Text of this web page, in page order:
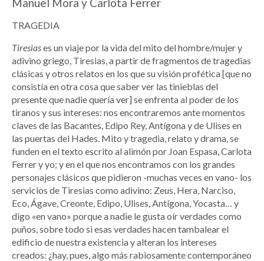
TRAGEDIA
Tiresiases un viaje por la vida del mito del hombre/mujer y
adivino griego, Tiresias, a partir de fragmentos de tragedias
clásicas y otros relatos en los que su visión profética [que no
consistía en otra cosa que saber ver las tinieblas del
presente que nadie quería ver] se enfrenta al poder de los
tiranos y sus intereses: nos encontraremos ante momentos
claves de las Bacantes, Edipo Rey, Antígona y de Ulises en
las puertas del Hades. Mito y tragedia, relato y drama, se
funden en el texto escrito al alimón por Joan Espasa, Carlota
Ferrer y yo; y en el que nos encontramos con los grandes
personajes clásicos que pidieron -muchas veces en vano- los
servicios de Tiresias como adivino: Zeus, Hera, Narciso,
Eco, Ágave, Creonte, Edipo, Ulises, Antígona, Yocasta… y
digo «en vano» porque a nadie le gusta oír verdades como
puños, sobre todo si esas verdades hacen tambalear el
edificio de nuestra existencia y alteran los intereses
creados: ¿hay, pues, algo más rabiosamente contemporáneo